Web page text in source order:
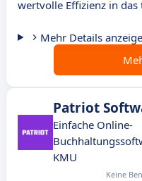
wertvolle Effizienz in
Mehr Details
Patriot
Einfache Online-
KMU
Keine